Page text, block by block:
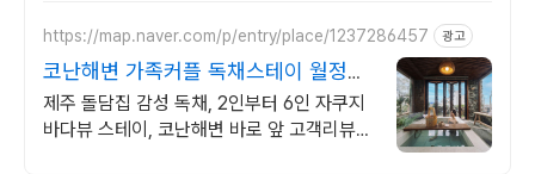
식
https://map.naver.com/p/entry/place/1237286457 광고
코난해변 가족커플 독채스테이 월정리
근처 감성 독채 2채
제주 돌담집 감성 독채, 2인부터 6인 자쿠지
바다뷰 스테이, 코난해변 바로 앞 고객리뷰